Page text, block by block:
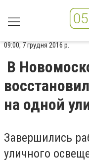
09:00, 7 грудня 2016 р.
В
на одной
Завершились
уличного